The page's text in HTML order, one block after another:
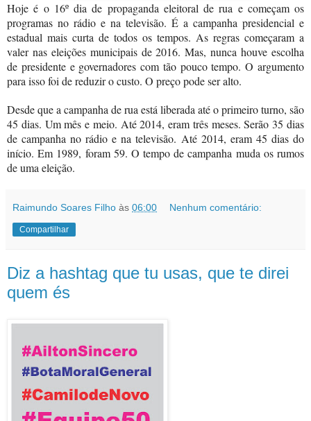
Hoje é o 16º dia de propaganda eleitoral de rua e começam os
programas no rádio e na televisão. É a campanha presidencial e
estadual mais curta de todos os tempos. As regras começaram a
valer nas eleições municipais de 2016. Mas, nunca houve escolha
de presidente e governadores com tão pouco tempo. O argumento
para isso foi de reduzir o custo. O preço pode ser alto.
Desde que a campanha de rua está liberada até o primeiro turno, são
45 dias. Um mês e meio. Até 2014, eram três meses. Serão 35 dias
de campanha no rádio e na televisão. Até 2014, eram 45 dias do
início. Em 1989, foram 59. O tempo de campanha muda os rumos
de uma eleição.
Raimundo Soares Filho às 06:00 Nenhum comentário:
Compartilhar
Diz a hashtag que tu usas, que te direi
quem és